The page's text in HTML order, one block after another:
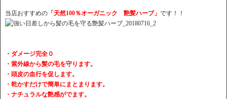
当店おすすめの 「天然100％オーガニック 艶髪ハーブ」 です！！
・ダメージ完全０
・紫外線から髪の毛を守ります。
・頭皮の血行を促します。
・乾かすだけで簡単にまとまります。
・ナチュラルな艶感がでます。